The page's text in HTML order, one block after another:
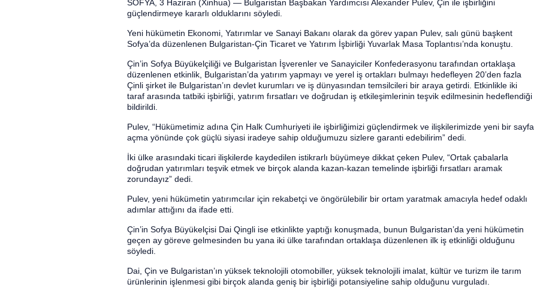
SOFYA, 3 Haziran (Xinhua) — Bulgaristan Başbakan Yardımcısı Alexander Pulev, Çin ile işbirliğini
güçlendirmeye kararlı olduklarını söyledi.
Yeni hükümetin Ekonomi, Yatırımlar ve Sanayi Bakanı olarak da görev yapan Pulev, salı günü başkent
Sofya’da düzenlenen Bulgaristan-Çin Ticaret ve Yatırım İşbirliği Yuvarlak Masa Toplantısı’nda konuştu.
Çin’in Sofya Büyükelçiliği ve Bulgaristan İşverenler ve Sanayiciler Konfederasyonu tarafından ortaklaşa
düzenlenen etkinlik, Bulgaristan’da yatırım yapmayı ve yerel iş ortakları bulmayı hedefleyen 20’den fazla
Çinli şirket ile Bulgaristan’ın devlet kurumları ve iş dünyasından temsilcileri bir araya getirdi. Etkinlikle iki
taraf arasında tatbiki işbirliği, yatırım fırsatları ve doğrudan iş etkileşimlerinin teşvik edilmesinin hedeflendiği
bildirildi.
Pulev, “Hükümetimiz adına Çin Halk Cumhuriyeti ile işbirliğimizi güçlendirmek ve ilişkilerimizde yeni bir sayfa
açma yönünde çok güçlü siyasi iradeye sahip olduğumuzu sizlere garanti edebilirim” dedi.
İki ülke arasındaki ticari ilişkilerde kaydedilen istikrarlı büyümeye dikkat çeken Pulev, “Ortak çabalarla
doğrudan yatırımları teşvik etmek ve birçok alanda kazan-kazan temelinde işbirliği fırsatları aramak
zorundayız” dedi.
Pulev, yeni hükümetin yatırımcılar için rekabetçi ve öngörülebilir bir ortam yaratmak amacıyla hedef odaklı
adımlar attığını da ifade etti.
Çin’in Sofya Büyükelçisi Dai Qingli ise etkinlikte yaptığı konuşmada, bunun Bulgaristan’da yeni hükümetin
geçen ay göreve gelmesinden bu yana iki ülke tarafından ortaklaşa düzenlenen ilk iş etkinliği olduğunu
söyledi.
Dai, Çin ve Bulgaristan’ın yüksek teknolojili otomobiller, yüksek teknolojili imalat, kültür ve turizm ile tarım
ürünlerinin işlenmesi gibi birçok alanda geniş bir işbirliği potansiyeline sahip olduğunu vurguladı.